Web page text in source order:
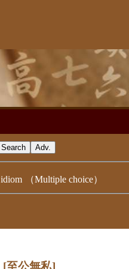
（Multiple choice）
[至公無私]